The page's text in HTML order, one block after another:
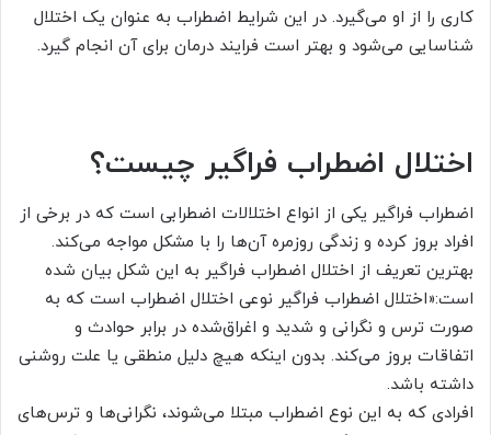
کاری را از او می‌گیرد. در این شرایط اضطراب به عنوان یک اختلال
شناسایی می‌شود و بهتر است فرایند درمان برای آن انجام گیرد.
اختلال اضطراب فراگیر چیست؟
اضطراب فراگیر یکی از انواع اختلالات اضطرابی است که در برخی از
افراد بروز کرده و زندگی روزمره آن‌ها را با مشکل مواجه می‌کند.
بهترین تعریف از اختلال اضطراب فراگیر به این شکل بیان شده
است:«اختلال اضطراب فراگیر نوعی اختلال اضطراب است که به
صورت ترس و نگرانی و شدید و اغراق‌شده در برابر حوادث و
اتفاقات بروز می‌کند. بدون اینکه هیچ دلیل منطقی یا علت روشنی
داشته باشد.
افرادی که به این نوع اضطراب مبتلا می‌شوند، نگرانی‌ها و ترس‌های